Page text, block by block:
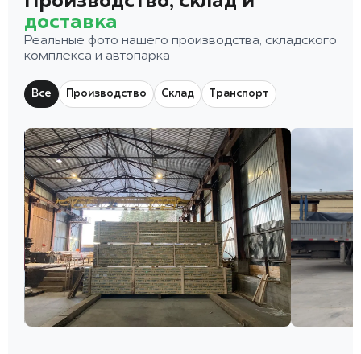
доставка
Реальные фото нашего производства, складского
комплекса и автопарка
Все Производство Склад Транспорт